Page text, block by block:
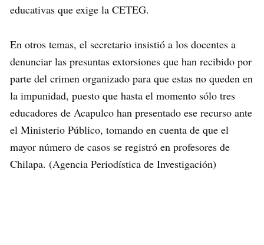
educativas que exige la CETEG.
En otros temas, el secretario insistió a los docentes a
denunciar las presuntas extorsiones que han recibido por
parte del crimen organizado para que estas no queden en
la impunidad, puesto que hasta el momento sólo tres
educadores de Acapulco han presentado ese recurso ante
el Ministerio Público, tomando en cuenta de que el
mayor número de casos se registró en profesores de
Chilapa. (Agencia Periodística de Investigación)